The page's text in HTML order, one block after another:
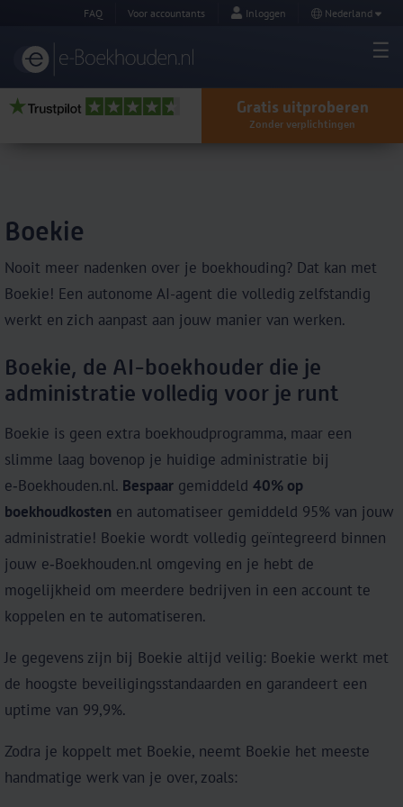
FAQ Voor accountants Inloggen Nederland
Gratis uitproberen
Zonder verplichtingen
Boekie
Nooit meer nadenken over je boekhouding? Dat kan met
Boekie! Een autonome AI-agent die volledig zelfstandig
werkt en zich aanpast aan jouw manier van werken.
Boekie, de AI-boekhouder die je
administratie volledig voor je runt
Boekie is geen extra boekhoudprogramma, maar een
slimme laag bovenop je huidige administratie bij
e‑Boekhouden.nl. Bespaar gemiddeld 40% op
boekhoudkosten en automatiseer gemiddeld 95% van jouw
administratie! Boekie wordt volledig geïntegreerd binnen
jouw e‑Boekhouden.nl omgeving en je hebt de
mogelijkheid om meerdere bedrijven in een account te
koppelen en te automatiseren.
Je gegevens zijn bij Boekie altijd veilig: Boekie werkt met
de hoogste beveiligingsstandaarden en garandeert een
uptime van 99,9%.
Zodra je koppelt met Boekie, neemt Boekie het meeste
handmatige werk van je over, zoals: